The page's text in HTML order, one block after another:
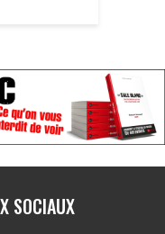
SOCIAUX